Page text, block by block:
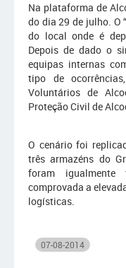
Na plataforma de
do dia 29 de julho. O
do local onde é
Depois de dado o
equipas internas
tipo de
Voluntários de
Proteção Civil de
O cenário foi
três armazéns do
foram
comprovada a
logísticas.
07-08-2014